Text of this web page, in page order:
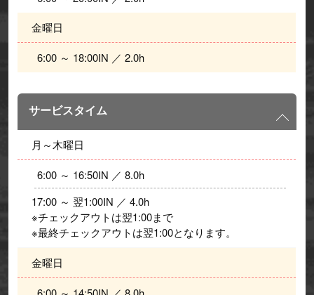
金曜日
  6:00 ～ 18:00IN ／ 2.0h
サービスタイム
月～木曜日
  6:00 ～ 16:50IN ／ 8.0h
17:00 ～ 翌1:00IN ／ 4.0h
※チェックアウトは翌1:00まで
※最終チェックアウトは翌1:00となります。
金曜日